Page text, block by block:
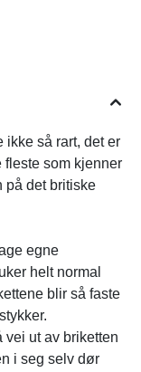
ikke så rart, det er
fleste som kjenner
på det britiske
egne
helt normal
blir så faste
vei ut av briketten
i seg selv dør